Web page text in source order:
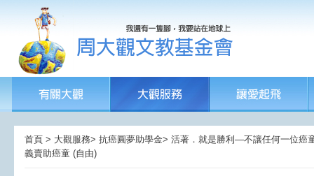
首頁 > 大觀服務> 抗癌圓夢助學金> 活著．就是勝利—不讓任何一位癌
義賣助癌童 (自由)